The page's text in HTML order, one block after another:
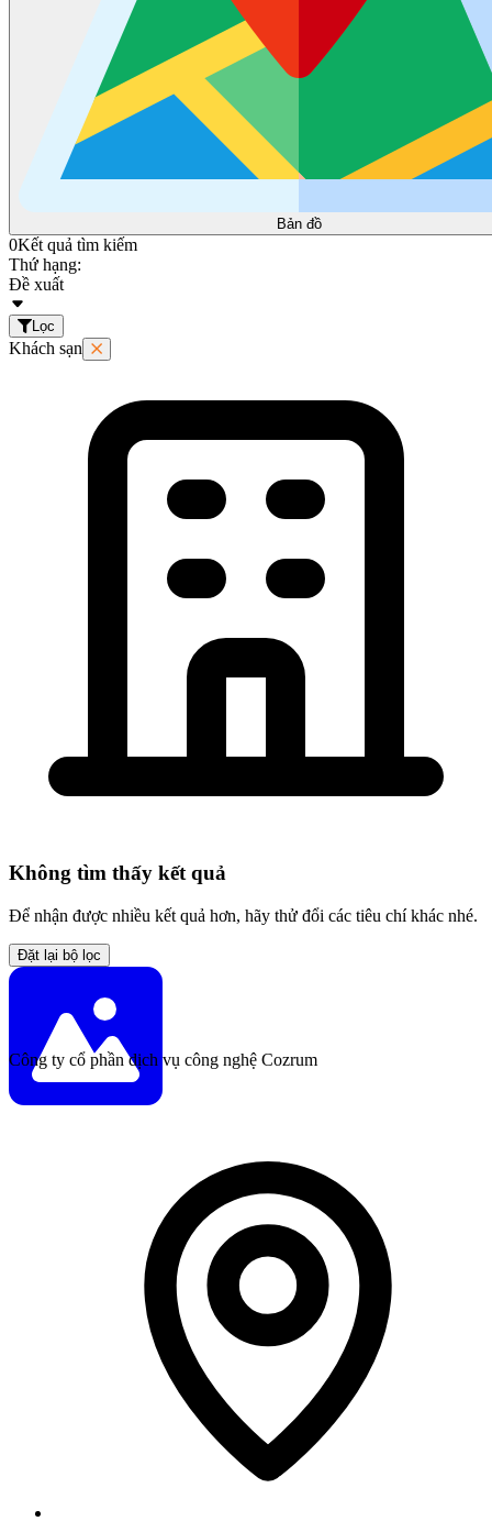
Bản đồ
0Kết quả tìm kiếm
Thứ hạng:
Đề xuất
Lọc
Khách sạn
Không tìm thấy kết quả
Để nhận được nhiều kết quả hơn, hãy thử đổi các tiêu chí khác nhé.
Đặt lại bộ lọc
Công ty cổ phần dịch vụ công nghệ Cozrum